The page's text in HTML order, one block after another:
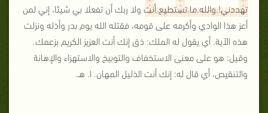
تهددني! والله ما تستطيع أنت ولا ربك أن تفعلا بي شيئا، إني لمن
أعز هذا الوادي وأكرمه على قومه، فقتله الله يوم بدر وأذله ونزلت
هذه الآية. أي يقول له الملك: ذق إنك أنت العزيز الكريم بزعمك.
وقيل: هو على معنى الاستخفاف والتوبيخ والاستهزاء والإهانة
والتنقيص، أي قال له: إنك أنت الذليل المهان. ا. هـ.